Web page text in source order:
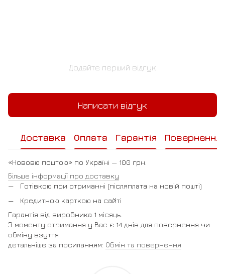
Додайте перший відгук
Написати відгук
Доставка Оплата Гарантія Повернення
«Нововю поштою» по Україні — 100 грн.
Більше інформації про доставку
Готівкою при отриманні (післяплата на новій пошті)
Кредитною карткою на сайті
Гарантія від виробника 1 місяць.
З моменту отримання у Вас є 14 днів для повернення чи
обміну взуття
детальніше за посиланням: Обмін та повернення